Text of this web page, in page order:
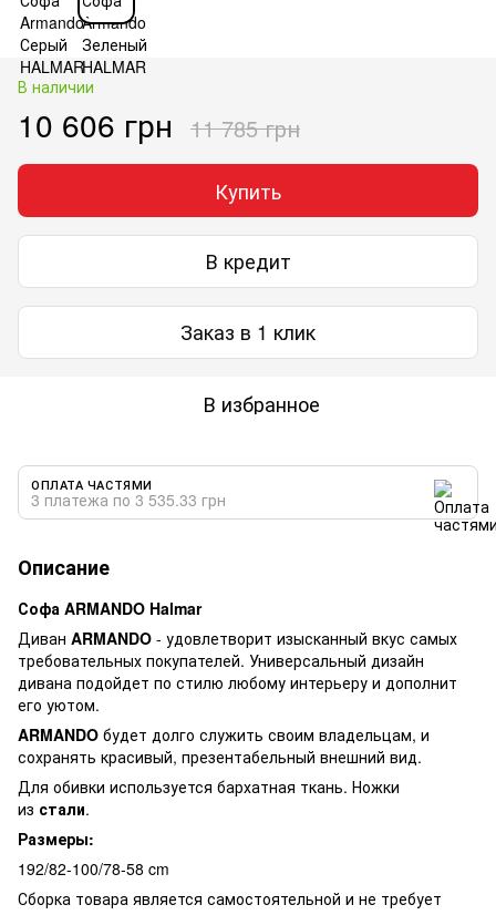
В наличии
10 606 грн 11 785 грн
Купить
В кредит
Заказ в 1 клик
В избранное
ОПЛАТА ЧАСТЯМИ
3 платежа по 3 535.33 грн
Описание
Софа ARMANDO Halmar
Диван ARMANDO - удовлетворит изысканный вкус самых
требовательных покупателей. Универсальный дизайн
дивана подойдет по стилю любому интерьеру и дополнит
его уютом.
ARMANDO будет долго служить своим владельцам, и
сохранять красивый, презентабельный внешний вид.
Для обивки используется бархатная ткань. Ножки
из стали.
Размеры:
192/82-100/78-58 cm
Сборка товара является самостоятельной и не требует